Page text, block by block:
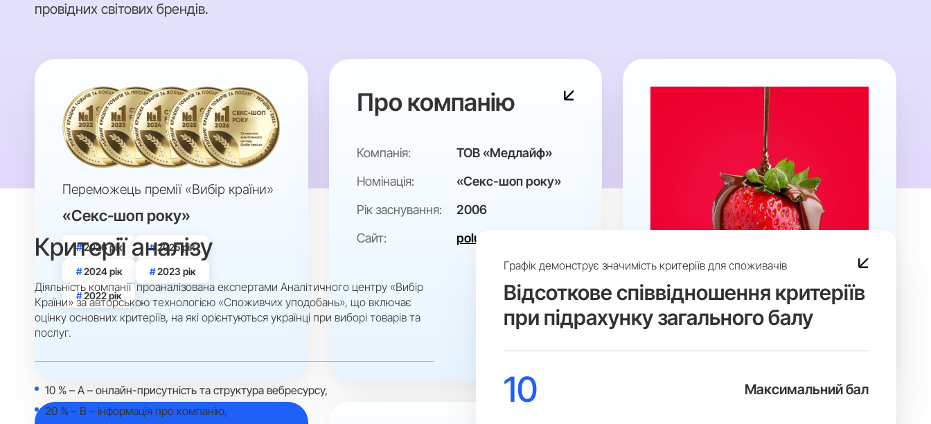
провідних світових брендів.
Переможець премії «Вибір країни»
«Секс-шоп року»
2026 рік 2025 рік
2024 рік 2023 рік
2022 рік
Про компанію
Компанія:
ТОВ «Медлайф»
Номінація:
«Секс-шоп року»
Рік заснування:
2006
Сайт:
polunichka.ua
Критерії аналізу
Діяльність компанії проаналізована експертами Аналітичного центру «Вибір
Країни» за авторською технологією «Споживчих уподобань», що включає
оцінку основних критеріїв, на які орієнтуються українці при виборі товарів та
послуг.
10 % – A – онлайн-присутність та структура вебресурсу,
20 % – B – інформація про компанію,
Графік демонструє значимість критеріїв для споживачів
Вiдсоткове співвідношення критеріїв
при підрахунку загального балу
10 Максимальний бал